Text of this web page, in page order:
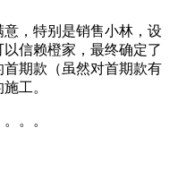
，特别是销售小林，设
信赖橙家，最终确定了
期款（虽然对首期款有
工。
。。